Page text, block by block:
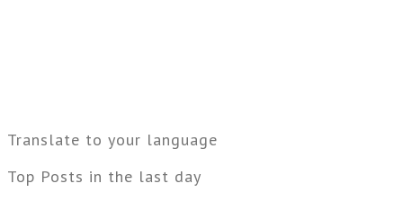
Translate to your language
Top Posts in the last day